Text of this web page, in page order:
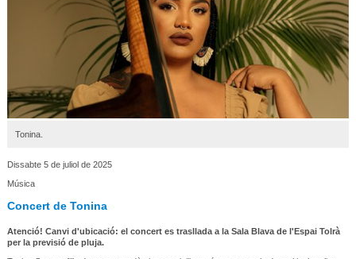
Tonina.
Dissabte 5 de juliol de 2025
Música
Concert de Tonina
Atenció! Canvi d'ubicació: el concert es trasllada a la Sala Blava de l'Espai Tolrà
per la previsió de pluja.